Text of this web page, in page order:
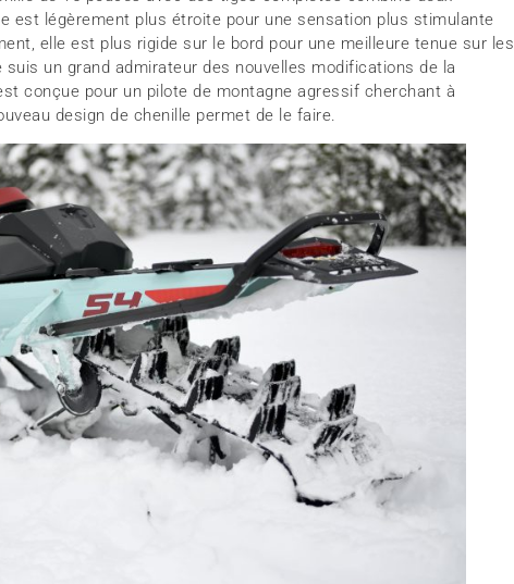
est légèrement plus étroite pour une sensation plus stimulante
elle est plus rigide sur le bord pour une meilleure tenue sur les
un grand admirateur des nouvelles modifications de la
conçue pour un pilote de montagne agressif cherchant à
design de chenille permet de le faire.